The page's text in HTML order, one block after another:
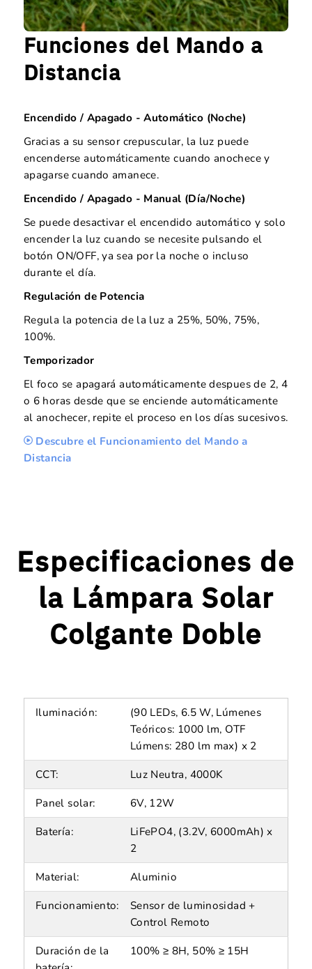
Funciones del Mando a
Distancia
Encendido / Apagado - Automático (Noche)
Gracias a su sensor crepuscular, la luz puede
encenderse automáticamente cuando anochece y
apagarse cuando amanece.
Encendido / Apagado - Manual (Día/Noche)
Se puede desactivar el encendido automático y solo
encender la luz cuando se necesite pulsando el
botón ON/OFF, ya sea por la noche o incluso
durante el día.
Regulación de Potencia
Regula la potencia de la luz a 25%, 50%, 75%,
100%.
Temporizador
El foco se apagará automáticamente despues de 2, 4
o 6 horas desde que se enciende automáticamente
al anochecer, repite el proceso en los días sucesivos.
Descubre el Funcionamiento del Mando a
Distancia
Especificaciones de
la Lámpara Solar
Colgante Doble
Iluminación:
(90 LEDs, 6.5 W, Lúmenes
Teóricos: 1000 lm, OTF
Lúmens: 280 lm max) x 2
CCT: Luz Neutra, 4000K
Panel solar: 6V, 12W
Batería:
LiFePO4, (3.2V, 6000mAh) x
2
Material: Aluminio
Funcionamiento:
Sensor de luminosidad +
Control Remoto
Duración de la
100% ≥ 8H, 50% ≥ 15H